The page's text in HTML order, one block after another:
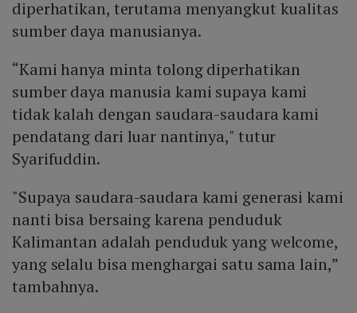
diperhatikan, terutama menyangkut kualitas
sumber daya manusianya.
“Kami hanya minta tolong diperhatikan
sumber daya manusia kami supaya kami
tidak kalah dengan saudara-saudara kami
pendatang dari luar nantinya," tutur
Syarifuddin.
"Supaya saudara-saudara kami generasi kami
nanti bisa bersaing karena penduduk
Kalimantan adalah penduduk yang welcome,
yang selalu bisa menghargai satu sama lain,”
tambahnya.